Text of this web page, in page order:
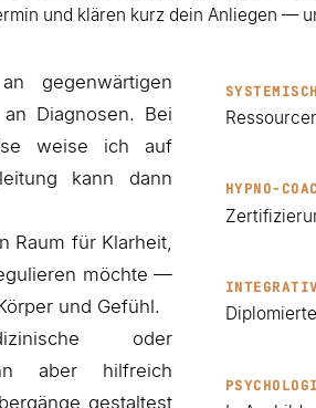
und klären kurz dein Anliegen —
gegenwärtigen
Diagnosen. Bei
weise ich auf
kann dann
Raum für Klarheit,
möchte —
und Gefühl.
oder
aber hilfreich
gestaltest
HYPNO-